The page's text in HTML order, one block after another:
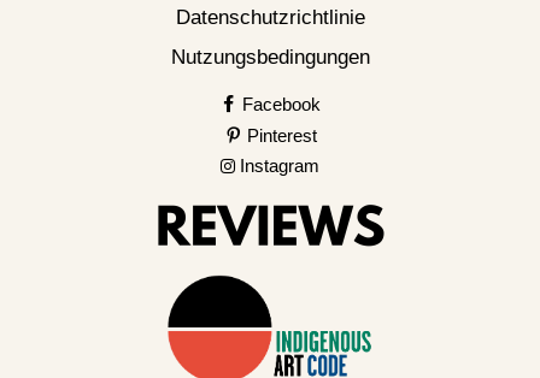
Datenschutzrichtlinie
Nutzungsbedingungen
Facebook
Pinterest
Instagram